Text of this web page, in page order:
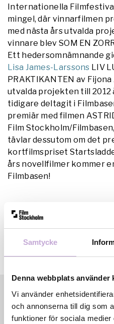
Samtycke
Denna webbplats använder
Vi använder
och annonserna till dig som
funktioner för sociala
Internationella
mingel, där vinnarfilmen
med nästa års utvalda
vinnare blev SOM EN
Ett hedersomnämnande
Lisa James-Larssons LIV
PRAKTIKANTEN av
utvalda projekten till 2012
tidigare deltagit i
premiär med filmen
Film Stockholm/
tävlar dessutom om det
kortfilmspriset
års novellfilmer kommer
Filmbasen!